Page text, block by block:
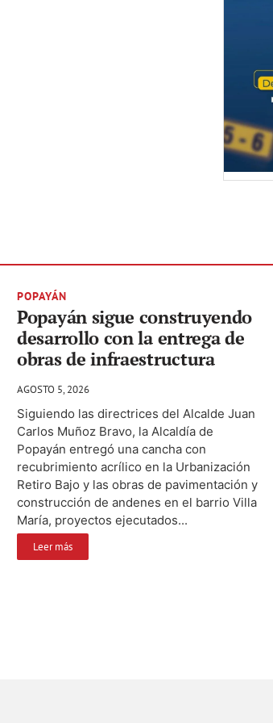
POPAYÁN
Popayán sigue construyendo
desarrollo con la entrega de
obras de infraestructura
AGOSTO 5, 2026
Siguiendo las directrices del Alcalde Juan
Carlos Muñoz Bravo, la Alcaldía de
Popayán entregó una cancha con
recubrimiento acrílico en la Urbanización
Retiro Bajo y las obras de pavimentación y
construcción de andenes en el barrio Villa
María, proyectos ejecutados...
Leer más